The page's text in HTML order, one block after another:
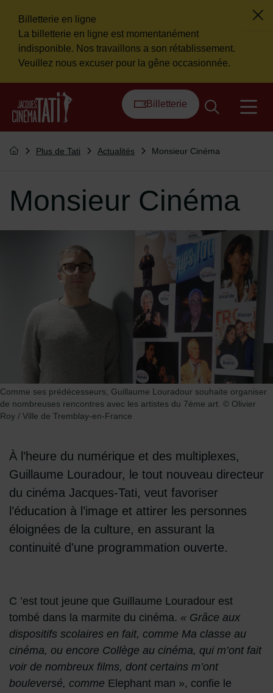
Flash info
Billetterie en ligne
La billetterie en ligne est momentanément
indisponible. Nos travaillons a son rétablissement.
Veuillez nous excuser pour la gêne occasionnée.
Retour à l'accueil
Billetterie
Vous êtes ici :
Retourner à l'accueil
Plus de Tati Actualités Monsieur Cinéma
Monsieur Cinéma
Comme ses prédécesseurs, Guillaume Louradour souhaite organiser
de nombreuses rencontres avec les artistes du 7ème art. © Olivier
Roy / Ville de Tremblay-en-France
À l’heure du numérique et des multiplexes,
Guillaume Louradour, le tout nouveau directeur
du cinéma Jacques-Tati, veut favoriser
l’éducation à l’image et attirer les personnes
éloignées de la culture, en assurant la
continuité d'une programmation ouverte.
C ’est tout jeune que Guillaume Louradour est
tombé dans la marmite du cinéma. « Grâce aux
dispositifs scolaires en fait, comme Ma classe au
cinéma, ou encore Collège au cinéma, qui m’ont fait
voir de nombreux films, dont certains m’ont
bouleversé, comme Elephant man », confie le